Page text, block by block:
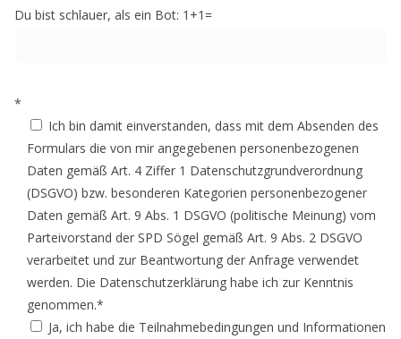
Du bist schlauer, als ein Bot: 1+1=
*
Ich bin damit einverstanden, dass mit dem Absenden des
Formulars die von mir angegebenen personenbezogenen
Daten gemäß Art. 4 Ziffer 1 Datenschutzgrundverordnung
(DSGVO) bzw. besonderen Kategorien personenbezogener
Daten gemäß Art. 9 Abs. 1 DSGVO (politische Meinung) vom
Parteivorstand der SPD Sögel gemäß Art. 9 Abs. 2 DSGVO
verarbeitet und zur Beantwortung der Anfrage verwendet
werden. Die Datenschutzerklärung habe ich zur Kenntnis
genommen.*
Ja, ich habe die Teilnahmebedingungen und Informationen